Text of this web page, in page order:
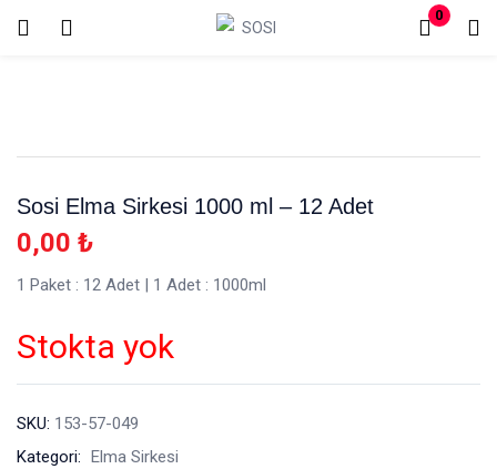
0
Kayıt Ol
Beni hatırla
Sosi Elma Sirkesi 1000 ml – 12 Adet
0,00 ₺
1 Paket : 12 Adet | 1 Adet : 1000ml
Stokta yok
SKU: 153-57-049
Kategori: Elma Sirkesi